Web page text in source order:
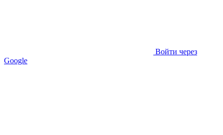
Войти через
Google